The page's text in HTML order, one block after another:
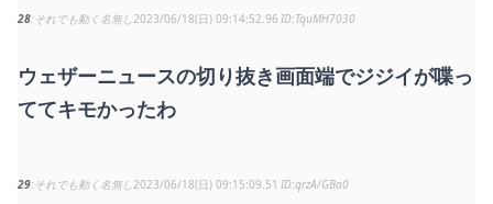
28 それでも動く名無し2023/06/18(日) 09:14:52.96 TquMH7030
ウェザーニュースの切り抜き画面端でジジイが喋っ
ててキモかったわ
29 それでも動く名無し2023/06/18(日) 09:15:09.51 qrzA/GBa0